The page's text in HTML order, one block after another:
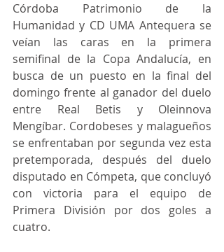
Córdoba Patrimonio de la
Humanidad y CD UMA Antequera se
veían las caras en la primera
semifinal de la Copa Andalucía, en
busca de un puesto en la final del
domingo frente al ganador del duelo
entre Real Betis y Oleinnova
Mengíbar. Cordobeses y malagueños
se enfrentaban por segunda vez esta
pretemporada, después del duelo
disputado en Cómpeta, que concluyó
con victoria para el equipo de
Primera División por dos goles a
cuatro.